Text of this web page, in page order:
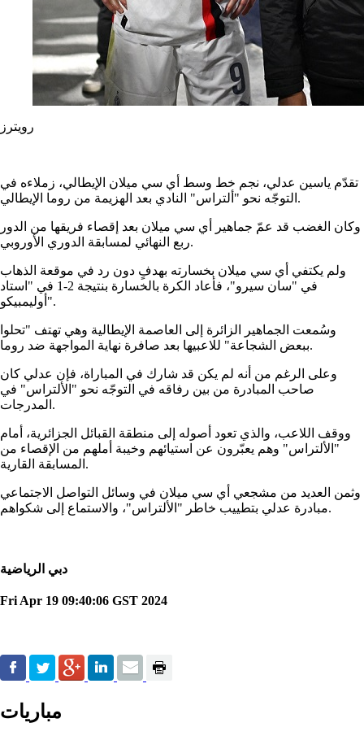
رويترز
تقدّم ياسين عدلي، نجم خط وسط أي سي ميلان الإيطالي، زملاءه في
التوجّه نحو "ألتراس" النادي بعد الهزيمة من روما الإيطالي.
وكان الغضب قد عمّ جماهير أي سي ميلان بعد إقصاء فريقها من الدور
ربع النهائي لمسابقة الدوري الأوروبي.
ولم يكتفي أي سي ميلان بخسارته بهدفٍ دون رد في موقعة الذهاب
في "سان سيرو"، فأعاد الكرة بالخسارة بنتيجة 2-1 في "استاد
أوليمبيكو".
وسُمعت الجماهير الزائرة إلى العاصمة الإيطالية وهي تهتف "تحلوا
ببعض الشجاعة" للاعبيها بعد صافرة نهاية المواجهة ضد روما.
وعلى الرغم من أنه لم يكن قد شارك في المباراة، فإن عدلي كان
صاحب المبادرة من بين رفاقه في التوجّه نحو "الألتراس" في
المدرجات.
ووقف اللاعب، والذي تعود أصوله إلى منطقة القبائل الجزائرية، أمام
"الألتراس" وهم يعبّرون عن استيائهم وخيبة أملهم من الإقصاء من
المسابقة القارية.
وثمن العديد من مشجعي أي سي ميلان في وسائل التواصل الاجتماعي
مبادرة عدلي بتطييب خاطر "الألتراس"، والاستماع إلى شكواهم.
دبي الرياضية
Fri Apr 19 09:40:06 GST 2024
مباريات